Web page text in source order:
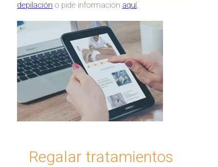
depilación o pide información aquí.
Regalar tratamientos